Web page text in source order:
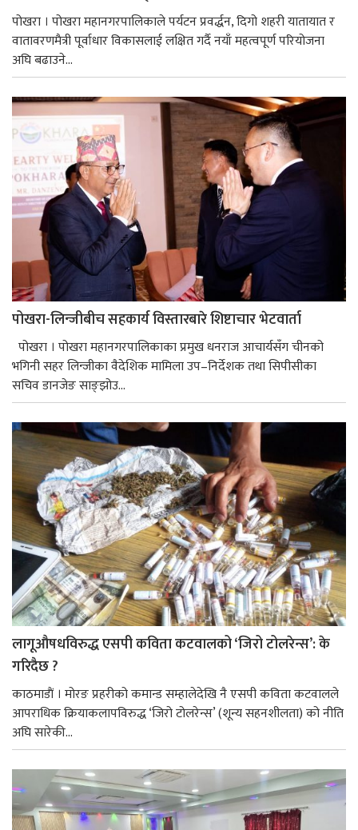
पोखरा । पोखरा महानगरपालिकाले पर्यटन प्रवर्द्धन, दिगो शहरी यातायात र
वातावरणमैत्री पूर्वाधार विकासलाई लक्षित गर्दै नयाँ महत्वपूर्ण परियोजना
अघि बढाउने...
पोखरा-लिन्जीबीच सहकार्य विस्तारबारे शिष्टाचार भेटवार्ता
पोखरा । पोखरा महानगरपालिकाका प्रमुख धनराज आचार्यसँग चीनको
भगिनी सहर लिन्जीका वैदेशिक मामिला उप–निर्देशक तथा सिपीसीका
सचिव डानजेङ साङ्झोउ...
लागूऔषधविरुद्ध एसपी कविता कटवालको ‘जिरो टोलरेन्स’: के
गरिदैछ ?
काठमाडाैं । मोरङ प्रहरीको कमान्ड सम्हालेदेखि नै एसपी कविता कटवालले
आपराधिक क्रियाकलापविरुद्ध ‘जिरो टोलरेन्स’ (शून्य सहनशीलता) को नीति
अघि सारेकी...